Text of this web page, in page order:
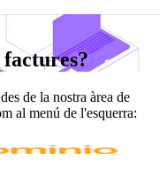
de la nostra àrea de
al menú de l'esquerra: